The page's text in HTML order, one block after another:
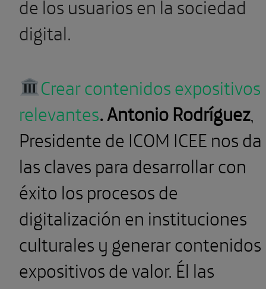
Crear contenidos expositivos
relevantes
las claves para desarrollar con
éxito los procesos de
digitalización en instituciones
culturales y generar contenidos
expositivos de valor. Él las
resume en cuatro puntos:
renegociar relaciones, repensar
alianzas estratégicas, identificar